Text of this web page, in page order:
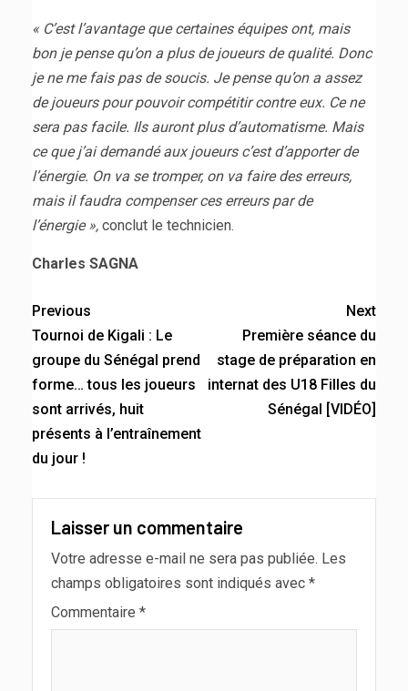
« C’est l’avantage que certaines équipes ont, mais
bon je pense qu’on a plus de joueurs de qualité. Donc
je ne me fais pas de soucis. Je pense qu’on a assez
de joueurs pour pouvoir compétitir contre eux. Ce ne
sera pas facile. Ils auront plus d’automatisme. Mais
ce que j’ai demandé aux joueurs c’est d’apporter de
l’énergie. On va se tromper, on va faire des erreurs,
mais il faudra compenser ces erreurs par de
l’énergie », conclut le technicien.
Charles SAGNA
Previous
Tournoi de Kigali : Le
groupe du Sénégal prend
forme… tous les joueurs
sont arrivés, huit
présents à l’entraînement
du jour !
Next
Première séance du
stage de préparation en
internat des U18 Filles du
Sénégal [VIDÉO]
Laisser un commentaire
Votre adresse e-mail ne sera pas publiée. Les
champs obligatoires sont indiqués avec *
Commentaire *